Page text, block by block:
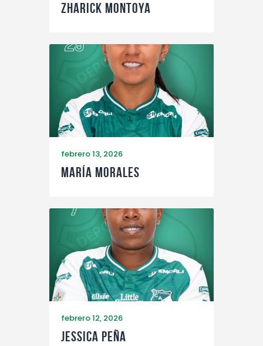
Zharick Montoya
febrero 13, 2026
María Morales
febrero 12, 2026
Jessica Peña